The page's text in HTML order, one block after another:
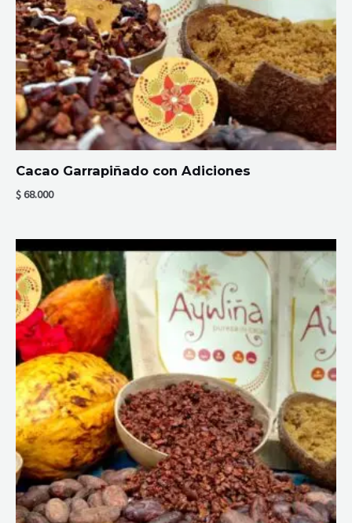
Cacao Garrapiñado con Adiciones
$68.000